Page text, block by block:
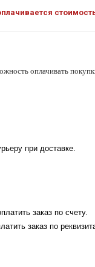
оплачивать
при доставке.
заказ по счету.
заказ по